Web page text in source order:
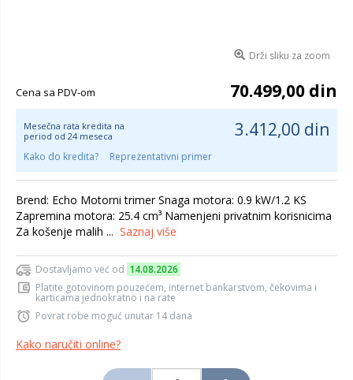
Drži sliku za zoom
Cena sa PDV-om 70.499,00 din
Mesečna rata kredita na
period od 24 meseca
3.412,00 din
Kako do kredita? Reprezentativni primer
Brend: Echo Motorni trimer Snaga motora: 0.9 kW/1.2 KS
Zapremina motora: 25.4 cm³ Namenjeni privatnim korisnicima
Za košenje malih ... Saznaj više
Dostavljamo već od 14.08.2026
Platite gotovinom pouzećem, internet bankarstvom, čekovima i
karticama jednokratno i na rate
Povrat robe moguć unutar 14 dana
Kako naručiti online?